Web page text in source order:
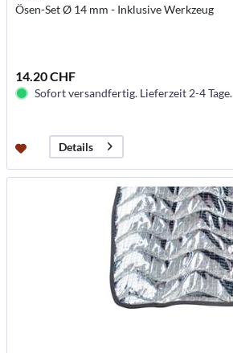
Ösen-Set Ø 14 mm - Inklusive Werkzeug
14.20 CHF
Sofort versandfertig. Lieferzeit 2-4 Tage.
Details